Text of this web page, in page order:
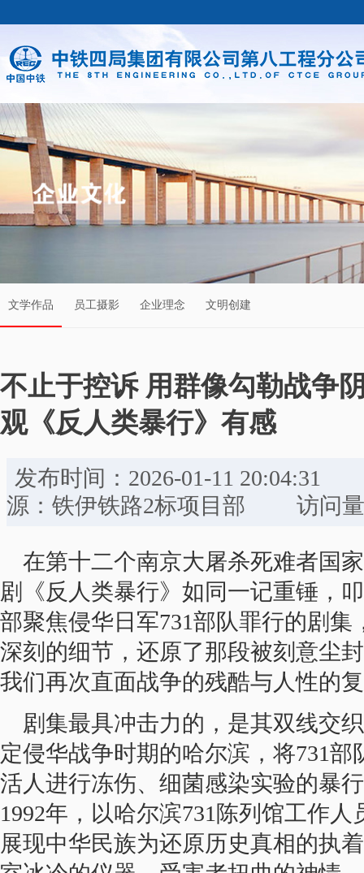
文学作品 员工摄影 企业理念 文明创建
不止于控诉 用群像勾勒战
观《反人类暴行》有感
发布时间：2026-01-11
源：铁伊铁路2标项目部 访问量
在第十二个南京大屠杀死难者国
剧《反人类暴行》如同一记重锤，
部聚焦侵华日军731部队罪行的剧
深刻的细节，还原了那段被刻意尘
我们再次直面战争的残酷与人性的
剧集最具冲击力的，是其双线交
定侵华战争时期的哈尔滨，将731部
活人进行冻伤、细菌感染实验的暴
1992年，以哈尔滨731陈列馆工作
展现中华民族为还原历史真相的执